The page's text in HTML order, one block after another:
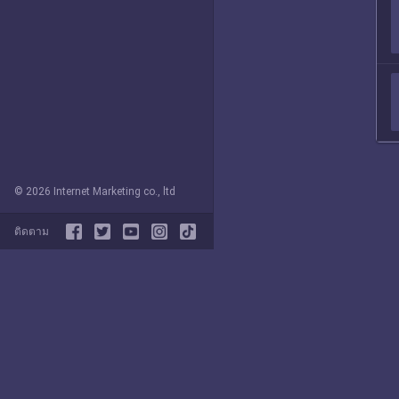
© 2026 Internet Marketing co., ltd
ติดตาม